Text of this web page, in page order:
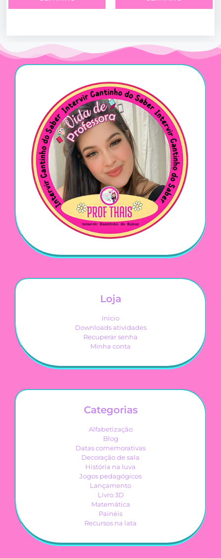
Loja
Início
Downloads atividades
Recuperar senha
Minha conta
Categorias
Alfabetização
Blog
Datas comemorativas
Decoração de sala
História na luva
Jogos pedagógicos
Lançamento
Livro 3D
Matemática
Painéis
Recursos na lata